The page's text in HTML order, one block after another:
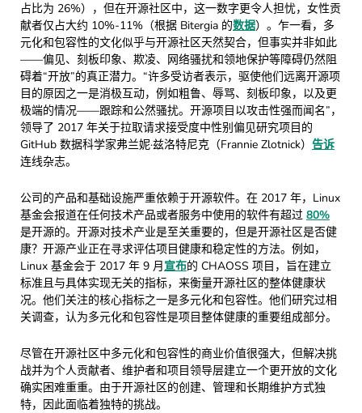
占比为 26%），但在开源社区中，这一数字更令人担忧，女性贡
献者仅占大约 10%-11%（根据 Bitergia 的数据）。乍一看，多
元化和包容性的文化似乎与开源社区天然契合，但事实并非如此
——偏见、刻板印象、欺凌、网络骚扰和领地保护等障碍仍然阻
碍着“开放”的真正潜力。“许多受访者表示，驱使他们远离开源项
目的原因之一是消极互动，例如粗鲁、辱骂、刻板印象，以及更
极端的情况——跟踪和公然骚扰。开源项目以攻击性强而闻名”，
领导了 2017 年关于拉取请求接受度中性别偏见研究项目的
GitHub 数据科学家弗兰妮·兹洛特尼克（Frannie Zlotnick） 告诉
连线杂志。
公司的产品和基础设施严重依赖于开源软件。在 2017 年，Linux
基金会报道在任何技术产品或者服务中使用的软件有超过 80%
是开源的。开源对技术产业是至关重要的，但是开源社区是否健
康？开源产业正在寻求评估项目健康和稳定性的方法。例如，
Linux 基金会于 2017 年 9 月宣布的 CHAOSS 项目，旨在建立
标准且与具体实现无关的指标，来衡量开源社区的整体健康状
况。他们关注的核心指标之一是多元化和包容性。他们研究过相
关调查，认为多元化和包容性是项目整体健康的重要组成部分。
尽管在开源社区中多元化和包容性的商业价值很强大，但解决挑
战并为个人贡献者、维护者和项目领导层建立一个更开放的文化
确实困难重重。由于开源社区的创建、管理和长期维护方式独
特，因此面临着独特的挑战。